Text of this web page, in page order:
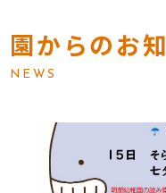
園からのお
NEWS